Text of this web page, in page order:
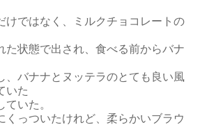
けではなく、ミルクチョコレートの
た状態で出され、食べる前からバナ
、バナナとヌッテラのとても良い風
いた
いた。
くっついたけれど、柔らかいブラウ